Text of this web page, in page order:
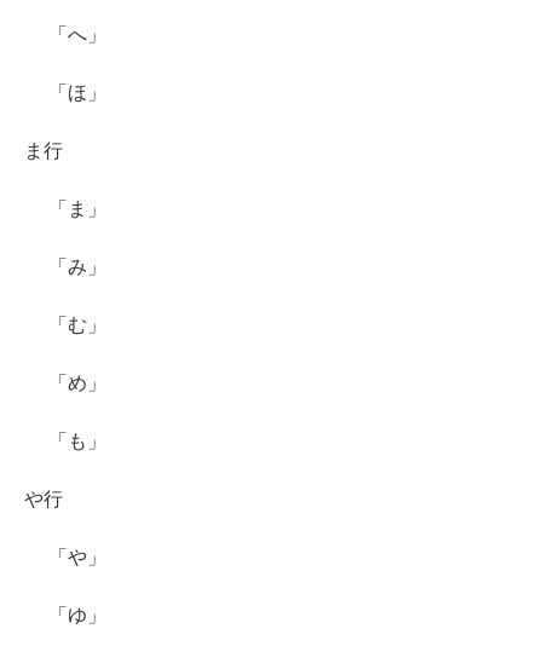
「へ」
「ほ」
ま行
「ま」
「み」
「む」
「め」
「も」
や行
「や」
「ゆ」